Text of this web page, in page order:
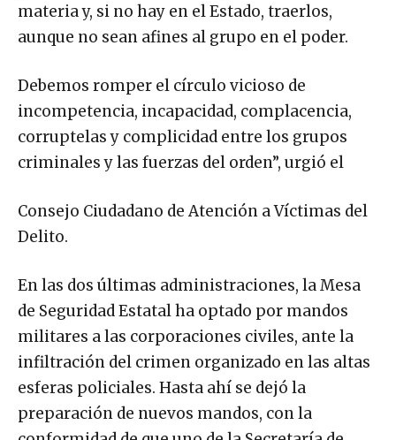
materia y, si no hay en el Estado, traerlos,
aunque no sean afines al grupo en el poder.
Debemos romper el círculo vicioso de
incompetencia, incapacidad, complacencia,
corruptelas y complicidad entre los grupos
criminales y las fuerzas del orden”, urgió el
Consejo Ciudadano de Atención a Víctimas del
Delito.
En las dos últimas administraciones, la Mesa
de Seguridad Estatal ha optado por mandos
militares a las corporaciones civiles, ante la
infiltración del crimen organizado en las altas
esferas policiales. Hasta ahí se dejó la
preparación de nuevos mandos, con la